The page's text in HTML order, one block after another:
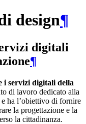
design¶
digitali
¶
i servizi digitali della
di lavoro dedicato alla
ha l’obiettivo di fornire
la progettazione e la
la cittadinanza.